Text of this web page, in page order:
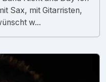
Sax, mit Gitarristen,
w...